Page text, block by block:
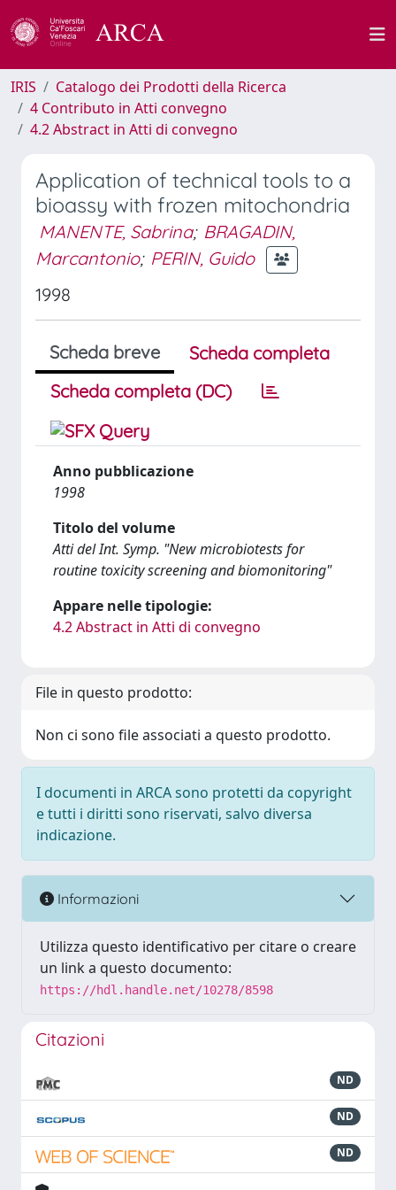
IRIS
Catalogo dei Prodotti della Ricerca
4 Contributo in Atti convegno
4.2 Abstract in Atti di convegno
Application of technical tools to a
bioassy with frozen mitochondria
MANENTE, Sabrina; BRAGADIN,
Marcantonio; PERIN, Guido
1998
Scheda breve
Scheda completa
Scheda completa (DC)
Anno pubblicazione
1998
Titolo del volume
Atti del Int. Symp. "New microbiotests for
routine toxicity screening and biomonitoring"
Appare nelle tipologie:
4.2 Abstract in Atti di convegno
File in questo prodotto:
Non ci sono file associati a questo prodotto.
I documenti in ARCA sono protetti da copyright
e tutti i diritti sono riservati, salvo diversa
indicazione.
Informazioni
Utilizza questo identificativo per citare o creare
un link a questo documento:
https://hdl.handle.net/10278/8598
Citazioni
ND
ND
ND